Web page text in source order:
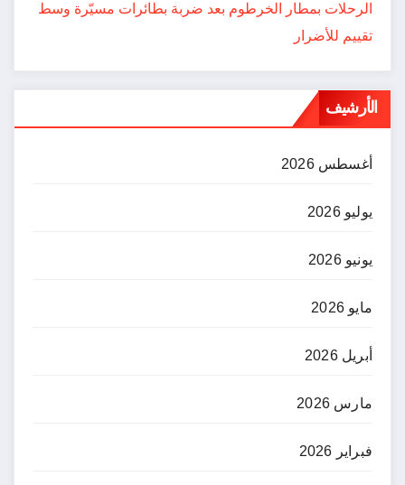
الرحلات بمطار الخرطوم بعد ضربة بطائرات مسيّرة وسط
تقييم للأضرار
الأرشيف
أغسطس 2026
يوليو 2026
يونيو 2026
مايو 2026
أبريل 2026
مارس 2026
فبراير 2026